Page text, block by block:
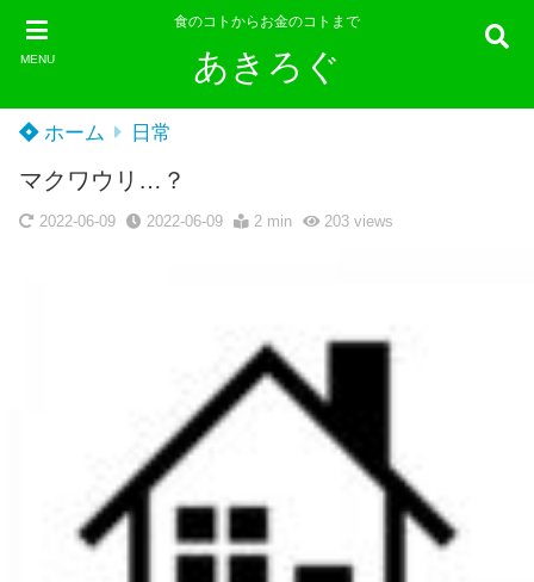
MENU
食のコトからお金のコトまで
あきろぐ
ホーム 日常
マクワウリ…？
2022-06-09 2022-06-09 2 min 203views